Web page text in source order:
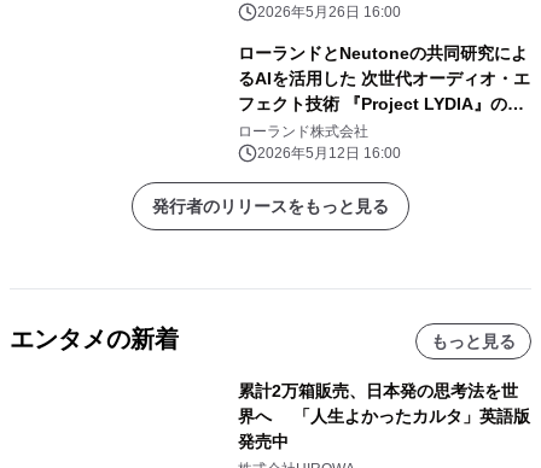
2026年5月26日 16:00
ローランドとNeutoneの共同研究によ
るAIを活用した 次世代オーディオ・エ
フェクト技術 『Project LYDIA』のフ
ェーズ2を発表
ローランド株式会社
2026年5月12日 16:00
発行者のリリースをもっと見る
エンタメの新着 もっと見る
累計2万箱販売、日本発の思考法を世
界へ 「人生よかったカルタ」英語版
発売中